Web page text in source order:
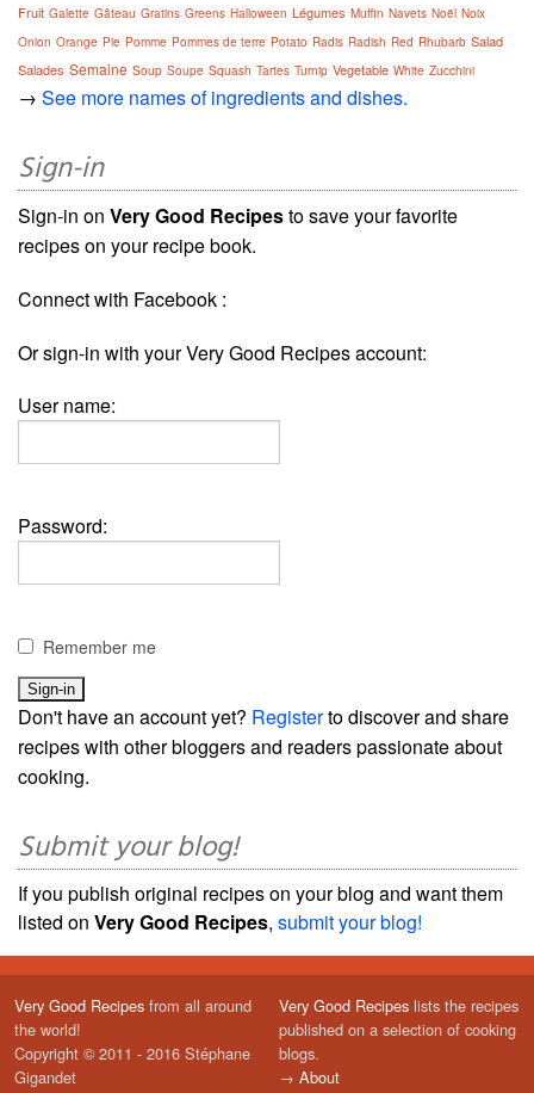
Fruit Galette Gâteau Gratins Greens Halloween Légumes Muffin Navets Noël Noix
Onion Orange Pie Pomme Pommes de terre Potato Radis Radish Red Rhubarb Salad
Salades Semaine Soup Soupe Squash Tartes Turnip Vegetable White Zucchini
→ See more names of ingredients and dishes.
Sign-in
Sign-in on Very Good Recipesto save your favorite
recipes on your recipe book.
Connect with Facebook :
Or sign-in with your Very Good Recipes account:
User name:
Password:
Remember me
Don't have an account yet? Registerto discover and share
recipes with other bloggers and readers passionate about
cooking.
Submit your blog!
If you publish original recipes on your blog and want them
listed on Very Good Recipes, submit your blog!
Very Good Recipes from all around
the world!
Copyright © 2011 - 2016 Stéphane
Gigandet
Very Good Recipes lists the recipes
published on a selection of cooking
blogs.
→ About